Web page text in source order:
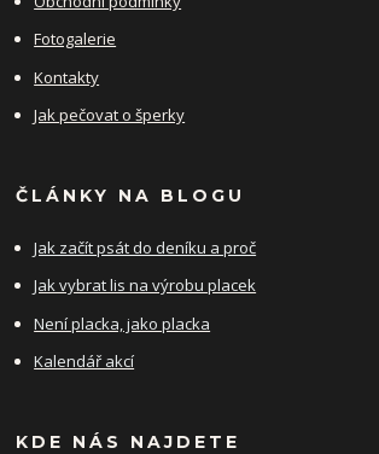
Fotogalerie
Kontakty
Jak pečovat o šperky
ČLÁNKY NA BLOGU
Jak začít psát do deníku a proč
Jak vybrat lis na výrobu placek
Není placka, jako placka
Kalendář akcí
KDE NÁS NAJDETE